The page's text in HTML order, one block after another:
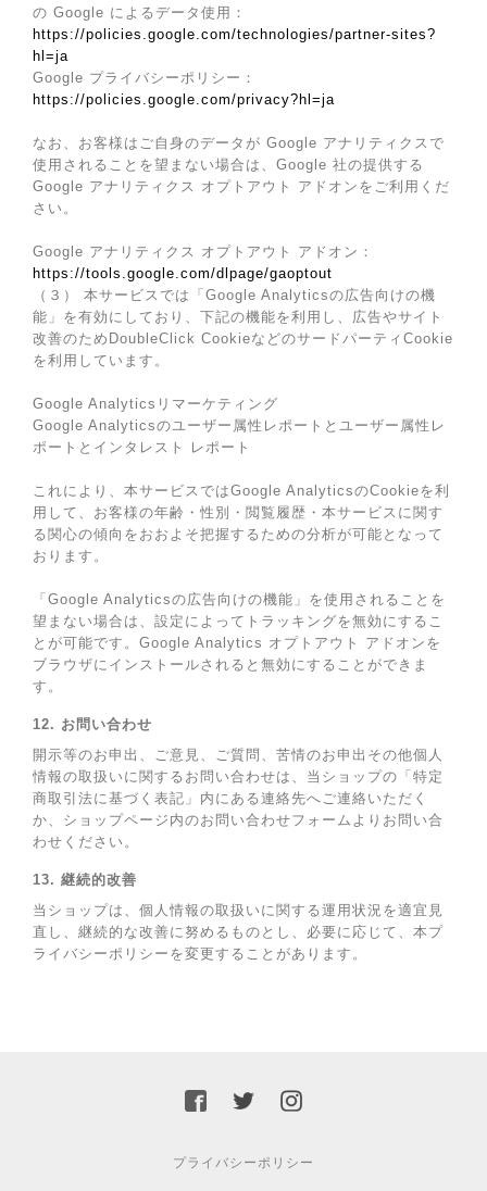
の Google によるデータ使用：
https://policies.google.com/technologies/partner-sites?
hl=ja
Google プライバシーポリシー：
https://policies.google.com/privacy?hl=ja
なお、お客様はご自身のデータが Google アナリティクスで
使用されることを望まない場合は、Google 社の提供する
Google アナリティクス オプトアウト アドオンをご利用くだ
さい。
Google アナリティクス オプトアウト アドオン：
https://tools.google.com/dlpage/gaoptout
（３） 本サービスでは「Google Analyticsの広告向けの機
能」を有効にしており、下記の機能を利用し、広告やサイト
改善のためDoubleClick CookieなどのサードパーティCookie
を利用しています。
Google Analyticsリマーケティング
Google Analyticsのユーザー属性レポートとユーザー属性レ
ポートとインタレスト レポート
これにより、本サービスではGoogle AnalyticsのCookieを利
用して、お客様の年齢・性別・閲覧履歴・本サービスに関す
る関心の傾向をおおよそ把握するための分析が可能となって
おります。
「Google Analyticsの広告向けの機能」を使用されることを
望まない場合は、設定によってトラッキングを無効にするこ
とが可能です。Google Analytics オプトアウト アドオンを
ブラウザにインストールされると無効にすることができま
す。
12. お問い合わせ
開示等のお申出、ご意見、ご質問、苦情のお申出その他個人
情報の取扱いに関するお問い合わせは、当ショップの「特定
商取引法に基づく表記」内にある連絡先へご連絡いただく
か、ショップページ内のお問い合わせフォームよりお問い合
わせください。
13. 継続的改善
当ショップは、個人情報の取扱いに関する運用状況を適宜見
直し、継続的な改善に努めるものとし、必要に応じて、本プ
ライバシーポリシーを変更することがあります。
プライバシーポリシー